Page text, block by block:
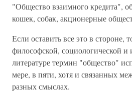
"Общество взаимного кредита",
кошек, собак, акционерные
Если оставить все это в стороне,
философской, социологической и
литературе термин "общество"
мере, в пяти, хотя и связанных
разных смыслах.